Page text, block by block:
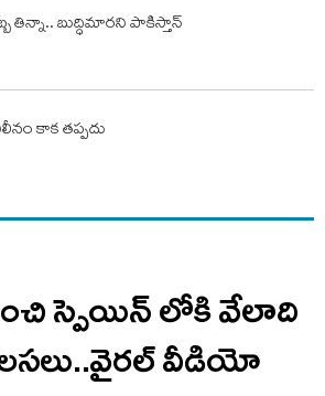
తిన్నా.. బుద్ధిమారని పాకిస్తాన్​
కాక తప్పదు
స్పెయిన్ లోకి వేలాది
వీడియో